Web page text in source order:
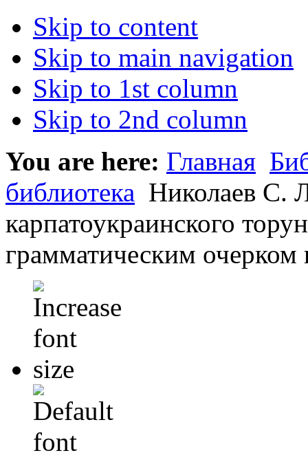
Skip to content
Skip to main navigation
Skip to 1st column
Skip to 2nd column
You are here: Главная
библиотека Николаев С.
карпатоукраинского
грамматическим